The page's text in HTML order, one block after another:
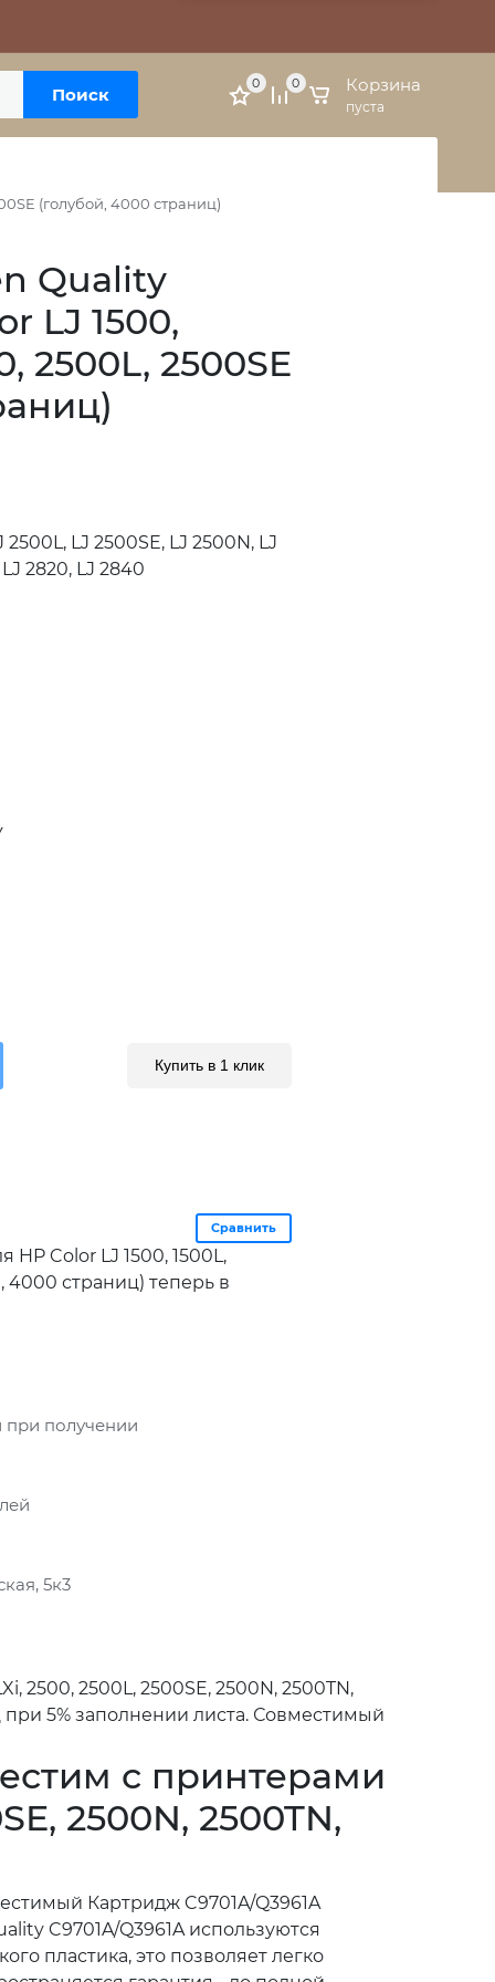
Личный кабинет
Поиск
0 0 Корзина
пуста
(голубой, 4000 страниц)
Quality
LJ 1500,
2500L, 2500SE
2500L, LJ 2500SE, LJ 2500N, LJ
2820, LJ 2840
Купить в 1 клик
Сравнить
HP Color LJ 1500, 1500L,
4000 страниц) теперь в
получении
5к3
2500, 2500L, 2500SE, 2500N, 2500TN,
при 5% заполнении листа. Совместимый
с принтерами
2500N, 2500TN,
Картридж C9701A/Q3961A
C9701A/Q3961A используются
пластика, это позволяет легко